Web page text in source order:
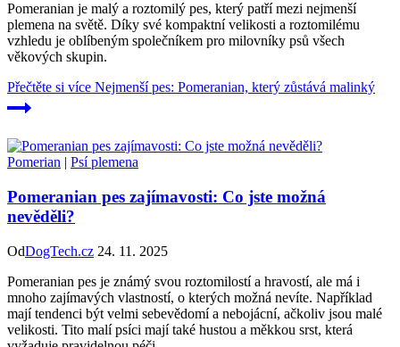
Pomeranian je malý a roztomilý pes, který patří mezi nejmenší
plemena na světě. Díky své kompaktní velikosti a roztomilému
vzhledu je oblíbeným společníkem pro milovníky psů všech
věkových skupin.
Přečtěte si více Nejmenší pes: Pomeranian, který zůstává malinký
Pomerian | Psí plemena
Pomeranian pes zajímavosti: Co jste možná
nevěděli?
OdDogTech.cz 24. 11. 2025
Pomeranian pes je známý svou roztomilostí a hravostí, ale má i
mnoho zajímavých vlastností, o kterých možná nevíte. Například
mají tendenci být velmi sebevědomí a nebojácní, ačkoliv jsou malé
velikosti. Tito malí psíci mají také hustou a měkkou srst, která